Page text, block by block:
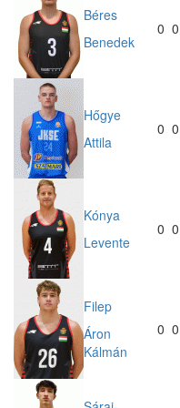
Béres
Benedek
0 0
Hőgye
Attila
0 0
Kónya
Levente
0 0
Filep
Áron
Kálmán
0 0